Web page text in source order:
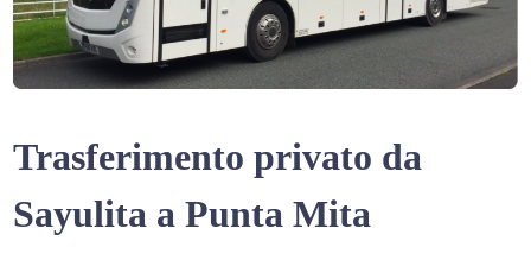
Trasferimento privato da
Sayulita a Punta Mita